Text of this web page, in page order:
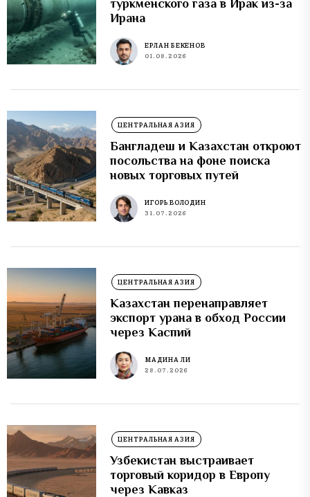
туркменского газа в Ирак из-за
Ирана
ЕРЛАН БЕКЕНОВ
01.08.2026
ЦЕНТРАЛЬНАЯ АЗИЯ
Бангладеш и Казахстан откроют
посольства на фоне поиска
новых торговых путей
ИГОРЬ ВОЛОДИН
31.07.2026
ЦЕНТРАЛЬНАЯ АЗИЯ
Казахстан перенаправляет
экспорт урана в обход России
через Каспий
МАДИНА ЛИ
28.07.2026
ЦЕНТРАЛЬНАЯ АЗИЯ
Узбекистан выстраивает
торговый коридор в Европу
через Кавказ